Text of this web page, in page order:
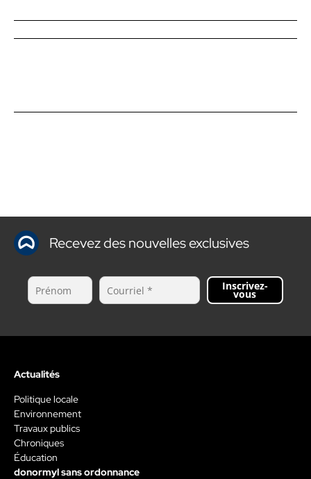
Recevez des nouvelles exclusives
Inscrivez-
vous
Actualités
Politique locale
Environnement
Travaux publics
Chroniques
Éducation
donormyl sans ordonnance